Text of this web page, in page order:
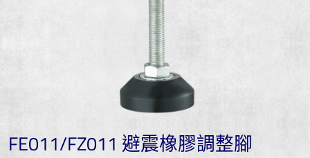
FE011/FZ011 避震橡膠調整腳